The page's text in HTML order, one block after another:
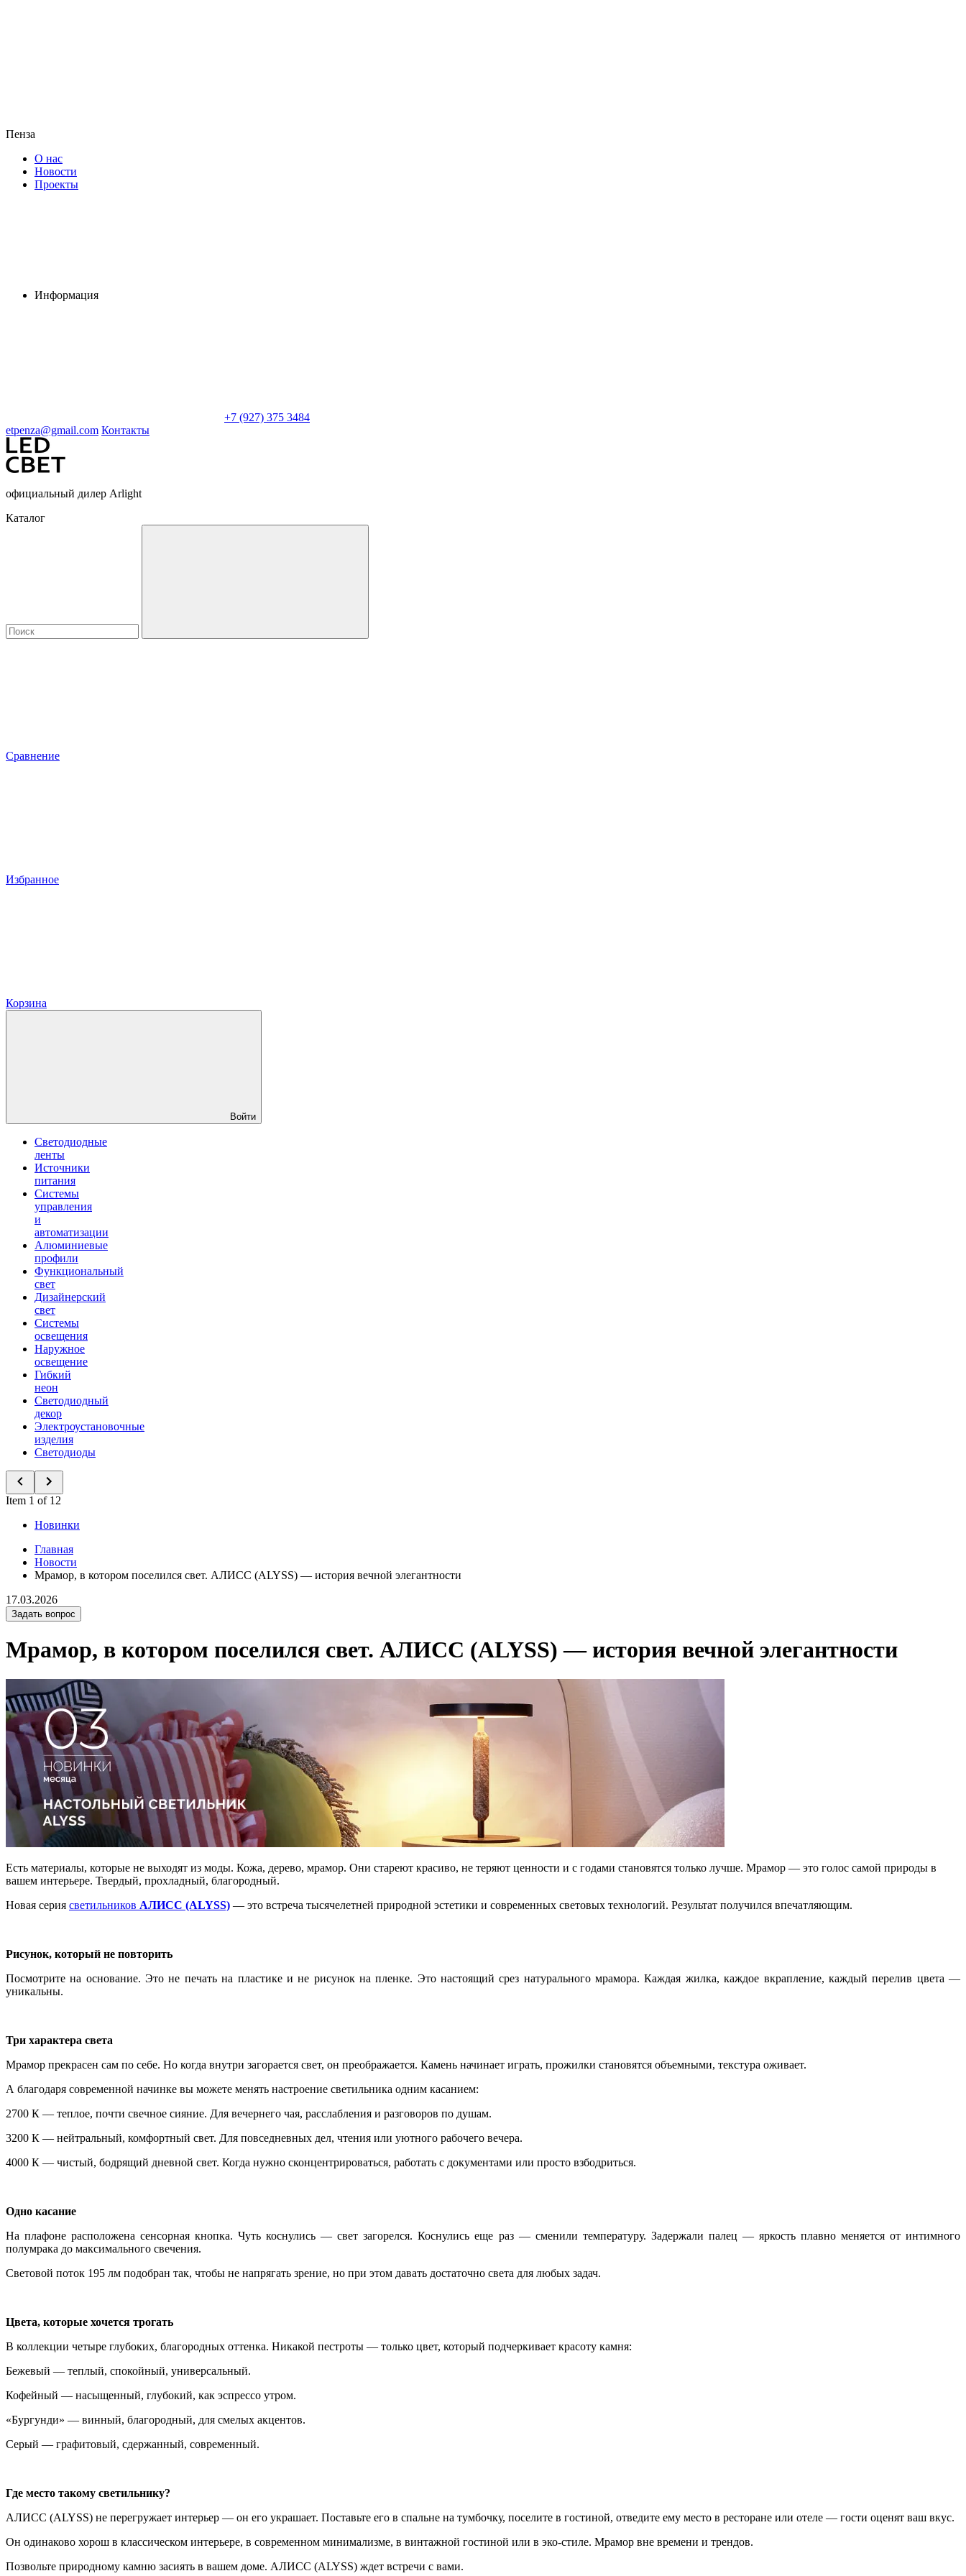
Пенза
О нас
Новости
Проекты
Информация
+7 (927) 375 3484
etpenza@gmail.com Контакты
официальный дилер Arlight
Каталог
Сравнение
Избранное
Корзина
Войти
Светодиодные
ленты
Источники
питания
Системы
управления
и
автоматизации
Алюминиевые
профили
Функциональный
свет
Дизайнерский
свет
Системы
освещения
Наружное
освещение
Гибкий
неон
Светодиодный
декор
Электроустановочные
изделия
Светодиоды
Item 1 of 12
Новинки
Главная
Новости
Мрамор, в котором поселился свет. АЛИСС (ALYSS) — история вечной элегантности
17.03.2026
Задать вопрос
Мрамор, в котором поселился свет. АЛИСС (ALYSS) — история вечной элегантности
Есть материалы, которые не выходят из моды. Кожа, дерево, мрамор. Они стареют красиво, не теряют ценности и с годами становятся только лучше. Мрамор — это голос самой природы в
вашем интерьере. Твердый, прохладный, благородный.
Новая серия светильников АЛИСС (ALYSS) — это встреча тысячелетней природной эстетики и современных световых технологий. Результат получился впечатляющим.
Рисунок, который не повторить
Посмотрите на основание. Это не печать на пластике и не рисунок на пленке. Это настоящий срез натурального мрамора. Каждая жилка, каждое вкрапление, каждый перелив цвета —
уникальны.
Три характера света
Мрамор прекрасен сам по себе. Но когда внутри загорается свет, он преображается. Камень начинает играть, прожилки становятся объемными, текстура оживает.
А благодаря современной начинке вы можете менять настроение светильника одним касанием:
2700 К — теплое, почти свечное сияние. Для вечернего чая, расслабления и разговоров по душам.
3200 К — нейтральный, комфортный свет. Для повседневных дел, чтения или уютного рабочего вечера.
4000 К — чистый, бодрящий дневной свет. Когда нужно сконцентрироваться, работать с документами или просто взбодриться.
Одно касание
На плафоне расположена сенсорная кнопка. Чуть коснулись — свет загорелся. Коснулись еще раз — сменили температуру. Задержали палец — яркость плавно меняется от интимного
полумрака до максимального свечения.
Световой поток 195 лм подобран так, чтобы не напрягать зрение, но при этом давать достаточно света для любых задач.
Цвета, которые хочется трогать
В коллекции четыре глубоких, благородных оттенка. Никакой пестроты — только цвет, который подчеркивает красоту камня:
Бежевый — теплый, спокойный, универсальный.
Кофейный — насыщенный, глубокий, как эспрессо утром.
«Бургунди» — винный, благородный, для смелых акцентов.
Серый — графитовый, сдержанный, современный.
Где место такому светильнику?
АЛИСС (ALYSS) не перегружает интерьер — он его украшает. Поставьте его в спальне на тумбочку, поселите в гостиной, отведите ему место в ресторане или отеле — гости оценят ваш вкус.
Он одинаково хорош в классическом интерьере, в современном минимализме, в винтажной гостиной или в эко-стиле. Мрамор вне времени и трендов.
Позвольте природному камню засиять в вашем доме. АЛИСС (ALYSS) ждет встречи с вами.